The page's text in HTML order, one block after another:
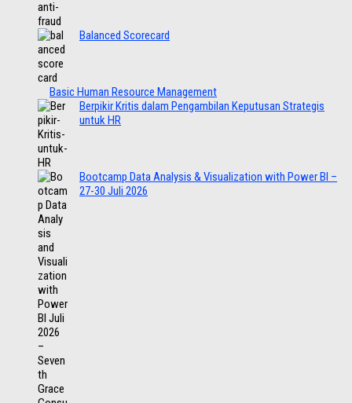
Balanced Scorecard
Basic Human Resource Management
Berpikir Kritis dalam Pengambilan Keputusan Strategis
untuk HR
Bootcamp Data Analysis & Visualization with Power BI –
27-30 Juli 2026